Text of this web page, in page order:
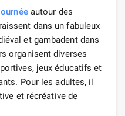
autour des
dans un fabuleux
et gambadent dans
organisent diverses
jeux éducatifs et
Pour les adultes, il
et récréative de